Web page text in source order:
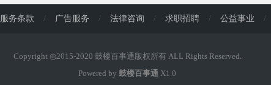
服务条款 / 广告服务 / 法律咨询 / 求职招聘 / 公益事业 /
Copyright ◎2015-2020 鼓楼百事通版权所有 ALL Rights Reserved.
Powered by 鼓楼百事通 X1.0